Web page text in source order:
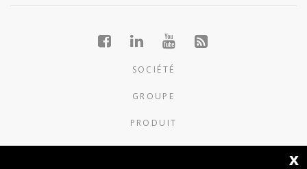
SOCIÉTÉ
GROUPE
PRODUIT
NOUVELLES x